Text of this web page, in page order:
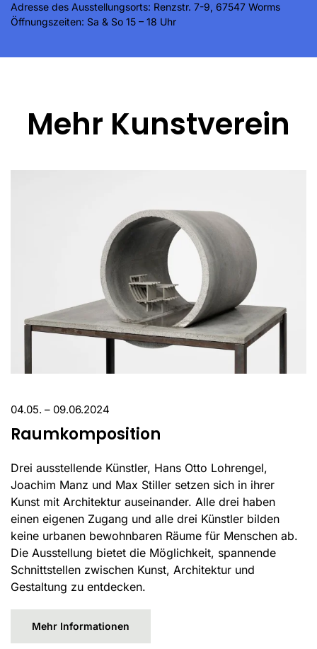
Adresse des Ausstellungsorts: Renzstr. 7-9, 67547 Worms
Öffnungszeiten: Sa & So 15 – 18 Uhr
Mehr Kunstverein
04.05. – 09.06.2024
Raumkomposition
Drei ausstellende Künstler, Hans Otto Lohrengel,
Joachim Manz und Max Stiller setzen sich in ihrer
Kunst mit Architektur auseinander. Alle drei haben
einen eigenen Zugang und alle drei Künstler bilden
keine urbanen bewohnbaren Räume für Menschen ab.
Die Ausstellung bietet die Möglichkeit, spannende
Schnittstellen zwischen Kunst, Architektur und
Gestaltung zu entdecken.
Mehr Informationen